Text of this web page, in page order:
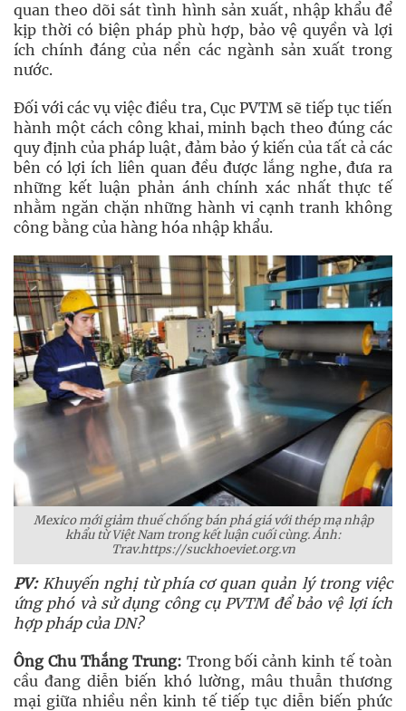
quan theo dõi sát tình hình sản xuất, nhập khẩu để
kịp thời có biện pháp phù hợp, bảo vệ quyền và lợi
ích chính đáng của nền các ngành sản xuất trong
nước.
Đối với các vụ việc điều tra, Cục PVTM sẽ tiếp tục tiến
hành một cách công khai, minh bạch theo đúng các
quy định của pháp luật, đảm bảo ý kiến của tất cả các
bên có lợi ích liên quan đều được lắng nghe, đưa ra
những kết luận phản ánh chính xác nhất thực tế
nhằm ngăn chặn những hành vi cạnh tranh không
công bằng của hàng hóa nhập khẩu.
Mexico mới giảm thuế chống bán phá giá với thép mạ nhập
khẩu từ Việt Nam trong kết luận cuối cùng. Ảnh:
Trav.https://suckhoeviet.org.vn
PV:Khuyến nghị từ phía cơ quan quản lý trong việc
ứng phó và sử dụng công cụ PVTM để bảo vệ lợi ích
hợp pháp của DN?
Ông Chu Thắng Trung: Trong bối cảnh kinh tế toàn
cầu đang diễn biến khó lường, mâu thuẫn thương
mại giữa nhiều nền kinh tế tiếp tục diễn biến phức